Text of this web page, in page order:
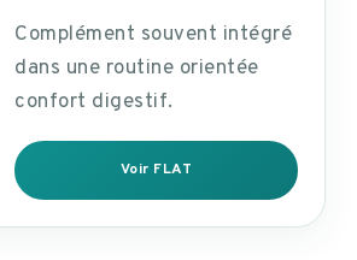
Complément souvent intégré
dans une routine orientée
confort digestif.
Voir FLAT